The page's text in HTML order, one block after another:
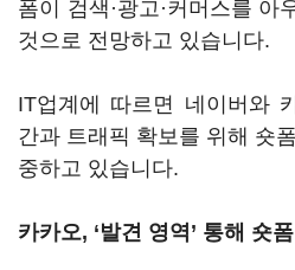
폼이 검색·광고·커머스를 아
것으로 전망하고 있습니다.
IT업계에 따르면 네이버와
간과 트래픽 확보를 위해 숏
중하고 있습니다.
카카오, ‘발견 영역’ 통해 숏